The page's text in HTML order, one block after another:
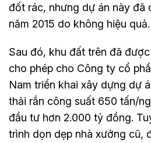
đốt rác, nhưng dự án này đã
năm 2015 do không hiệu quả.
Sau đó, khu đất trên đã
cho phép cho Công ty cổ
Nam triển khai xây dựng dự
thải rắn công suất 650 tấn/
đầu tư hơn 2.000 tỷ đồng.
trình dọn dẹp nhà xưởng cũ,